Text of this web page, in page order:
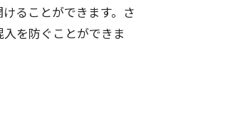
ることができます。さ
を防ぐことができま